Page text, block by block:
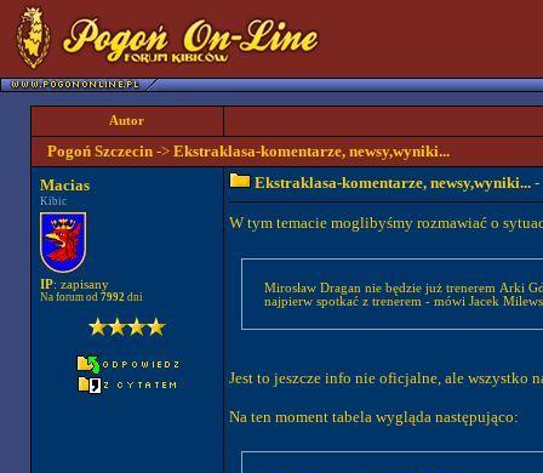
Autor
Pogoń Szczecin-> Ekstraklasa-komentarze, newsy,wyniki...
Macias
Kibic
IP: zapisany
Na forum od 7992dni
Ekstraklasa-komentarze, newsy,wyniki...-
W tym temacie moglibyśmy rozmawiać o
Mirosław Dragan nie będzie już trenerem Arki
najpierw spotkać z trenerem - mówi Jacek
Jest to jeszcze info nie oficjalne, ale wszystko
Na ten moment tabela wygląda następująco: